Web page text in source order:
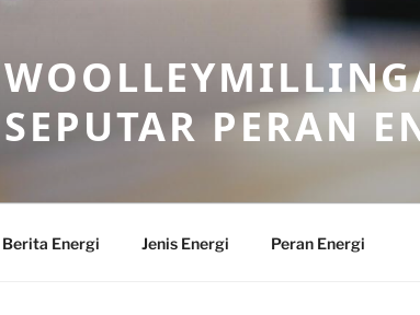
SEPUTAR PERAN
Berita Energi Jenis Energi Peran Energi